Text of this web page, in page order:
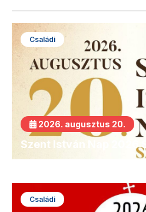
Családi
2026. augusztus 20.
Szent István Nap 2026
Családi